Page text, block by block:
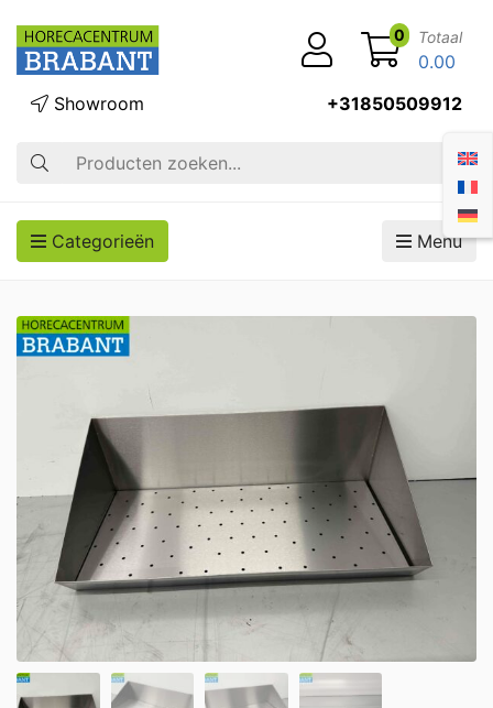
Zoek op
Showroom +31850509912
0 Totaal
0.00
Categorieën Menu